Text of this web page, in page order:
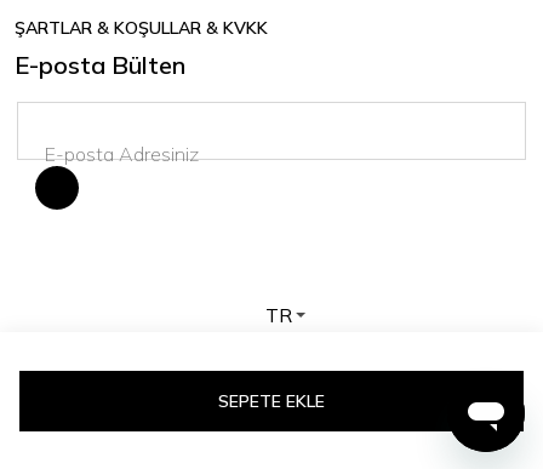
SEPETE EKLE
ŞARTLAR & KOŞULLAR & KVKK
E-posta Bülten
TR